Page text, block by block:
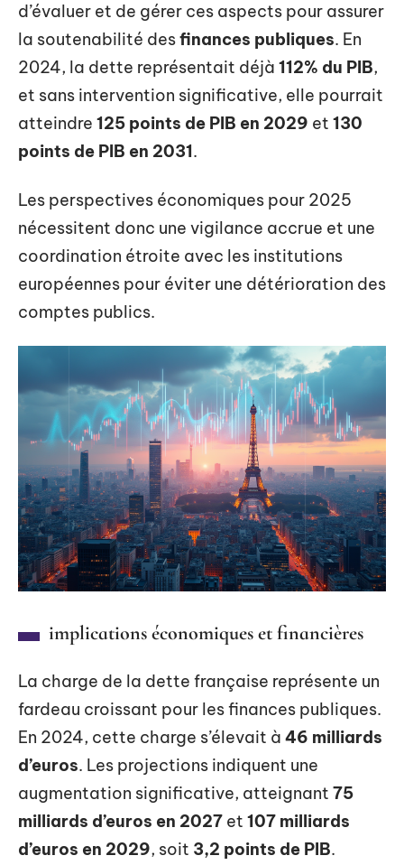
d’évaluer et de gérer ces aspects pour assurer
la soutenabilité desfinances publiques. En
2024, la dette représentait déjà 112% du PIB,
et sans intervention significative, elle pourrait
atteindre 125 points de PIB en 2029 et 130
points de PIB en 2031.
Les perspectives économiques pour 2025
nécessitent donc une vigilance accrue et une
coordination étroite avec les institutions
européennes pour éviter une détérioration des
comptes publics.
implications économiques et financières
La charge de la dette française représente un
fardeau croissant pour les finances publiques.
En 2024, cette charge s’élevait à 46 milliards
d’euros. Les projections indiquent une
augmentation significative, atteignant 75
milliards d’euros en 2027 et 107 milliards
d’euros en 2029, soit 3,2 points de PIB.